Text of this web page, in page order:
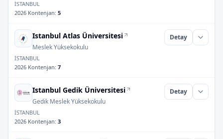
İSTANBUL
2026 Kontenjan: 5
Istanbul Atlas Üniversitesi
Meslek Yüksekokulu
Detay
İSTANBUL
2026 Kontenjan: 7
Istanbul Gedik Üniversitesi
Gedik Meslek Yüksekokulu
Detay
İSTANBUL
2026 Kontenjan: 3